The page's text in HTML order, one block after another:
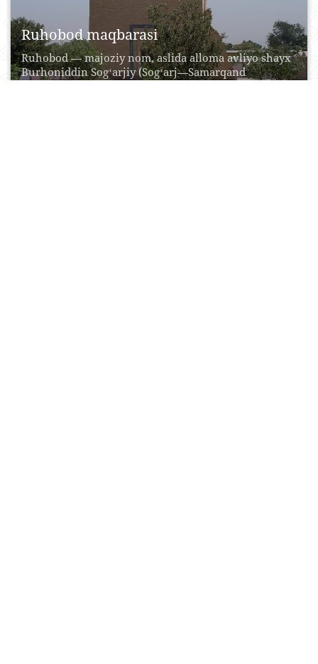
Ruhobod maqbarasi
Ruhobod — majoziy nom, aslida alloma avliyo shayx
Burhoniddin Sogʻarjiy (Sogʻarj—Samarqand